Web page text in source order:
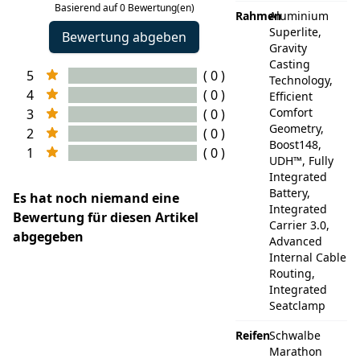
Basierend auf 0 Bewertung(en)
Bewertung abgeben
5
( 0 )
4
( 0 )
3
( 0 )
2
( 0 )
1
( 0 )
Es hat noch niemand eine
Bewertung für diesen Artikel
abgegeben
RahmenAluminium
Superlite,
Gravity
Casting
Technology,
Efficient
Comfort
Geometry,
Boost148,
UDH™, Fully
Integrated
Battery,
Integrated
Carrier 3.0,
Advanced
Internal Cable
Routing,
Integrated
Seatclamp
ReifenSchwalbe
Marathon